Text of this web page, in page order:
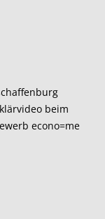
beim
econo=me